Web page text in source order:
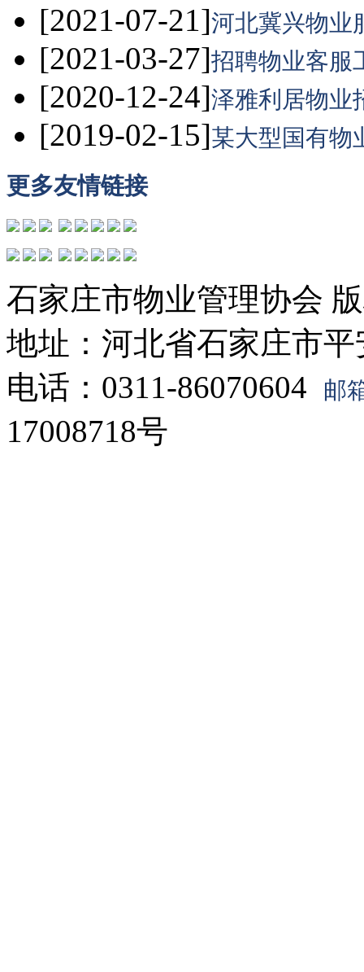
[2021-07-21]河北冀兴物业
[2021-03-27]招聘物业客服
[2020-12-24]泽雅利居物业
[2019-02-15]某大型国有物
更多友情链接
石家庄市物业管理协会
地址：河北省石家庄市
电话：0311-86070604
邮
17008718号